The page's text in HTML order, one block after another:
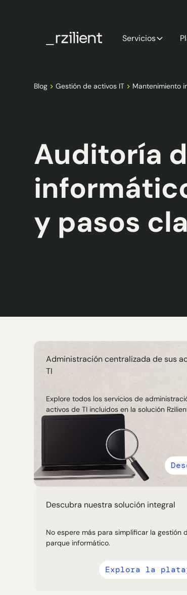
Servicios
Blog Gestión de activos IT Mantenimiento
Auditoría
y pasos
Administración centralizada de sus
TI
Explore todos los servicios de
activos de TI incluidos en la solución
Descubra nuestra solución integral
No espere más para simplificar la gestión
parque informático.
Explora la